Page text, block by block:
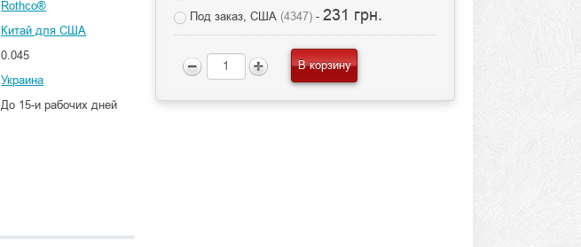
Rothco®
Китай для США
0.045
Украина
До 15-и рабочих дней
Под заказ, США (4347)- 231 грн.
В корзину